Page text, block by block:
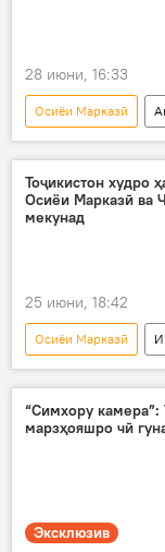
28 июни, 16:33
Осиёи Марказӣ
мақом
Тоҷикистон худро
Осиёи Марказӣ ва
мекунад
25 июни, 18:42
Осиёи Марказӣ
Бонки авруосиёгии
“Симхору камера”:
марзҳояшро чӣ
Эксклюзив